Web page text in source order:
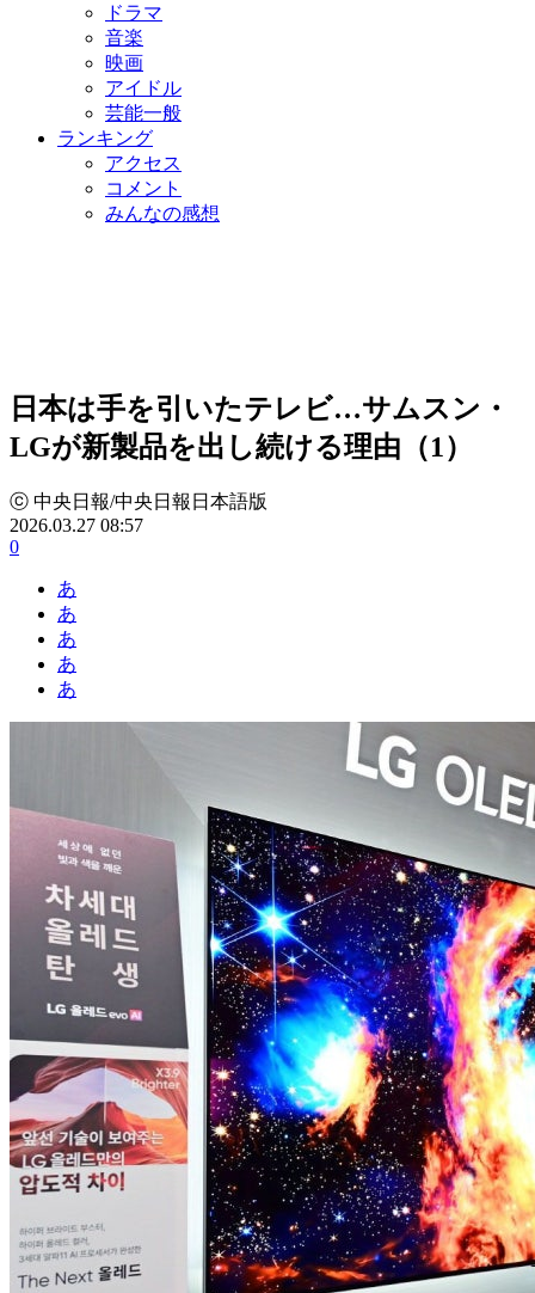
ドラマ
音楽
映画
アイドル
芸能一般
ランキング
アクセス
コメント
みんなの感想
日本は手を引いたテレビ…サムスン・
LGが新製品を出し続ける理由（1）
ⓒ 中央日報/中央日報日本語版
2026.03.27 08:57
0
あ
あ
あ
あ
あ